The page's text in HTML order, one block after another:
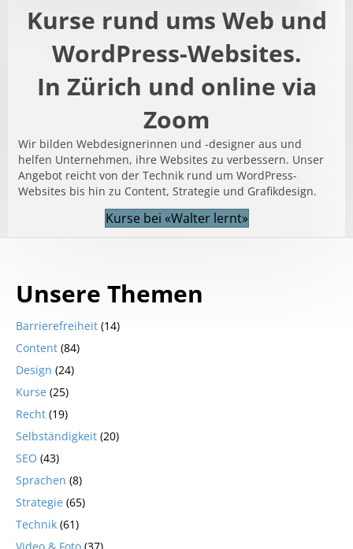
Kurse rund ums Web und
WordPress-Websites.
In Zürich und online via
Zoom
Wir bilden Webdesignerinnen und -designer aus und
helfen Unternehmen, ihre Websites zu verbessern. Unser
Angebot reicht von der Technik rund um WordPress-
Websites bis hin zu Content, Strategie und Grafikdesign.
Kurse bei «Walter lernt»
Unsere Themen
Barrierefreiheit (14)
Content (84)
Design (24)
Kurse (25)
Recht (19)
Selbständigkeit (20)
SEO (43)
Sprachen (8)
Strategie (65)
Technik (61)
Video & Foto (37)